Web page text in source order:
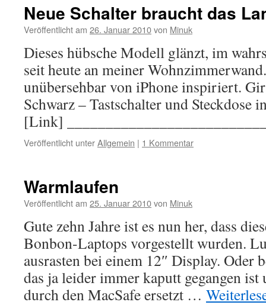
Neue Schalter braucht das
Veröffentlicht am 26. Januar 2010von Minuk
Dieses hübsche Modell glänzt, im
seit heute an meiner
unübersehbar von iPhone inspiriert.
Schwarz – Tastschalter und Steckdose
[Link]
Veröffentlicht unterAllgemein | 1 Kommentar
Warmlaufen
Veröffentlicht am 25. Januar 2010von Minuk
Gute zehn Jahre ist es nun her, dass
Bonbon-Laptops vorgestellt wurden.
ausrasten bei einem 12″ Display. Oder
das ja leider immer kaputt gegangen
durch den MacSafe ersetzt …